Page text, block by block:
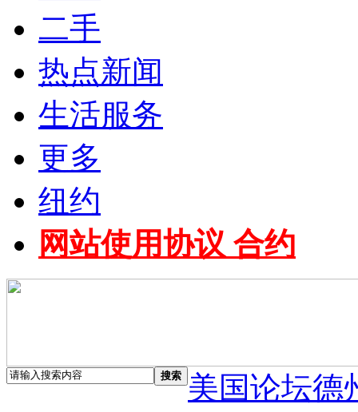
二手
热点新闻
生活服务
更多
纽约
网站使用协议 合约
搜索
美国论坛德